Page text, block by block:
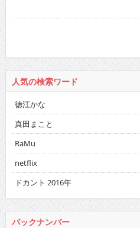
人気の検索ワード
徳江かな
真田まこと
RaMu
netflix
ドカント 2016年
バックナンバー